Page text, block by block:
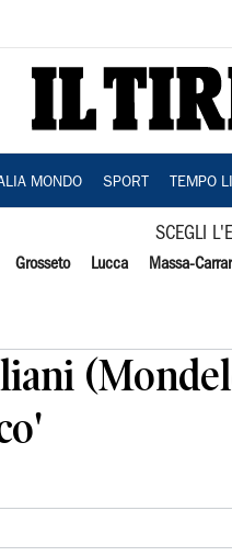
MONDO SPORT TEMPO
SCEGLI
Grosseto Lucca Massa-